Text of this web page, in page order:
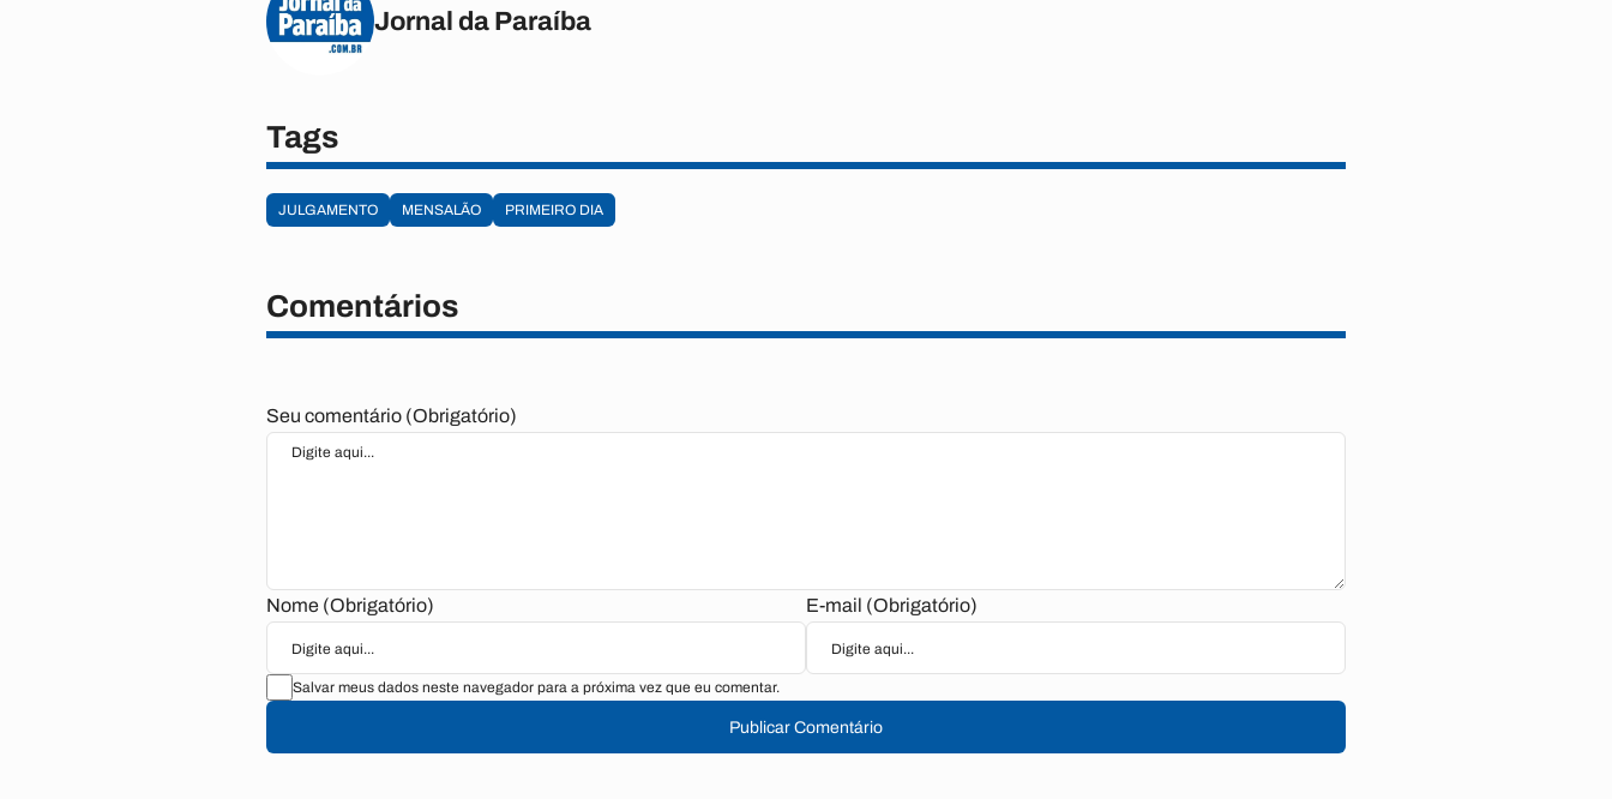
Jornal da Paraíba
Tags
JULGAMENTO MENSALÃO PRIMEIRO DIA
Comentários
Seu comentário (Obrigatório)
Nome (Obrigatório) E-mail (Obrigatório)
Salvar meus dados neste navegador para a próxima vez que eu comentar.
Publicar Comentário